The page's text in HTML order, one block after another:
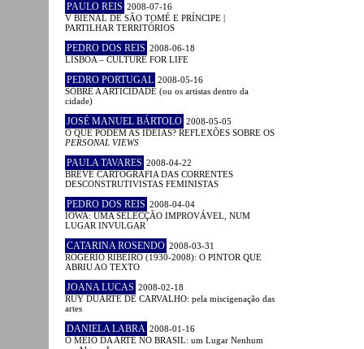
PAULO REIS 2008-07-16
V BIENAL DE SÃO TOMÉ E PRÍNCIPE |
PARTILHAR TERRITÓRIOS
PEDRO DOS REIS 2008-06-18
LISBOA – CULTURE FOR LIFE
PEDRO PORTUGAL 2008-05-16
SOBRE A ARTICIDADE (ou os artistas dentro da
cidade)
JOSÉ MANUEL BÁRTOLO 2008-05-05
O QUE PODEM AS IDEIAS? REFLEXÕES SOBRE OS
PERSONAL VIEWS
PAULA TAVARES 2008-04-22
BREVE CARTOGRAFIA DAS CORRENTES
DESCONSTRUTIVISTAS FEMINISTAS
PEDRO DOS REIS 2008-04-04
IOWA: UMA SELECÇÃO IMPROVÁVEL, NUM
LUGAR INVULGAR
CATARINA ROSENDO 2008-03-31
ROGÉRIO RIBEIRO (1930-2008): O PINTOR QUE
ABRIU AO TEXTO
JOANA LUCAS 2008-02-18
RUY DUARTE DE CARVALHO: pela miscigenação das
artes
DANIELA LABRA 2008-01-16
O MEIO DA ARTE NO BRASIL: um Lugar Nenhum